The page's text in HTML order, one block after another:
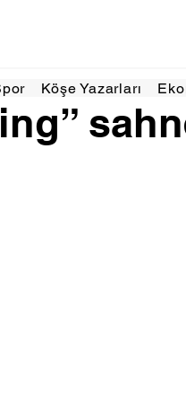
Köşe Yazarları